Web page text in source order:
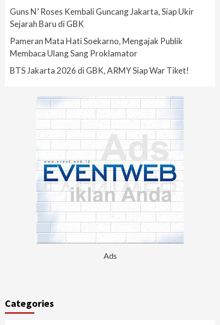
Guns N’ Roses Kembali Guncang Jakarta, Siap Ukir
Sejarah Baru di GBK
Pameran Mata Hati Soekarno, Mengajak Publik
Membaca Ulang Sang Proklamator
BTS Jakarta 2026 di GBK, ARMY Siap War Tiket!
Ads
Categories